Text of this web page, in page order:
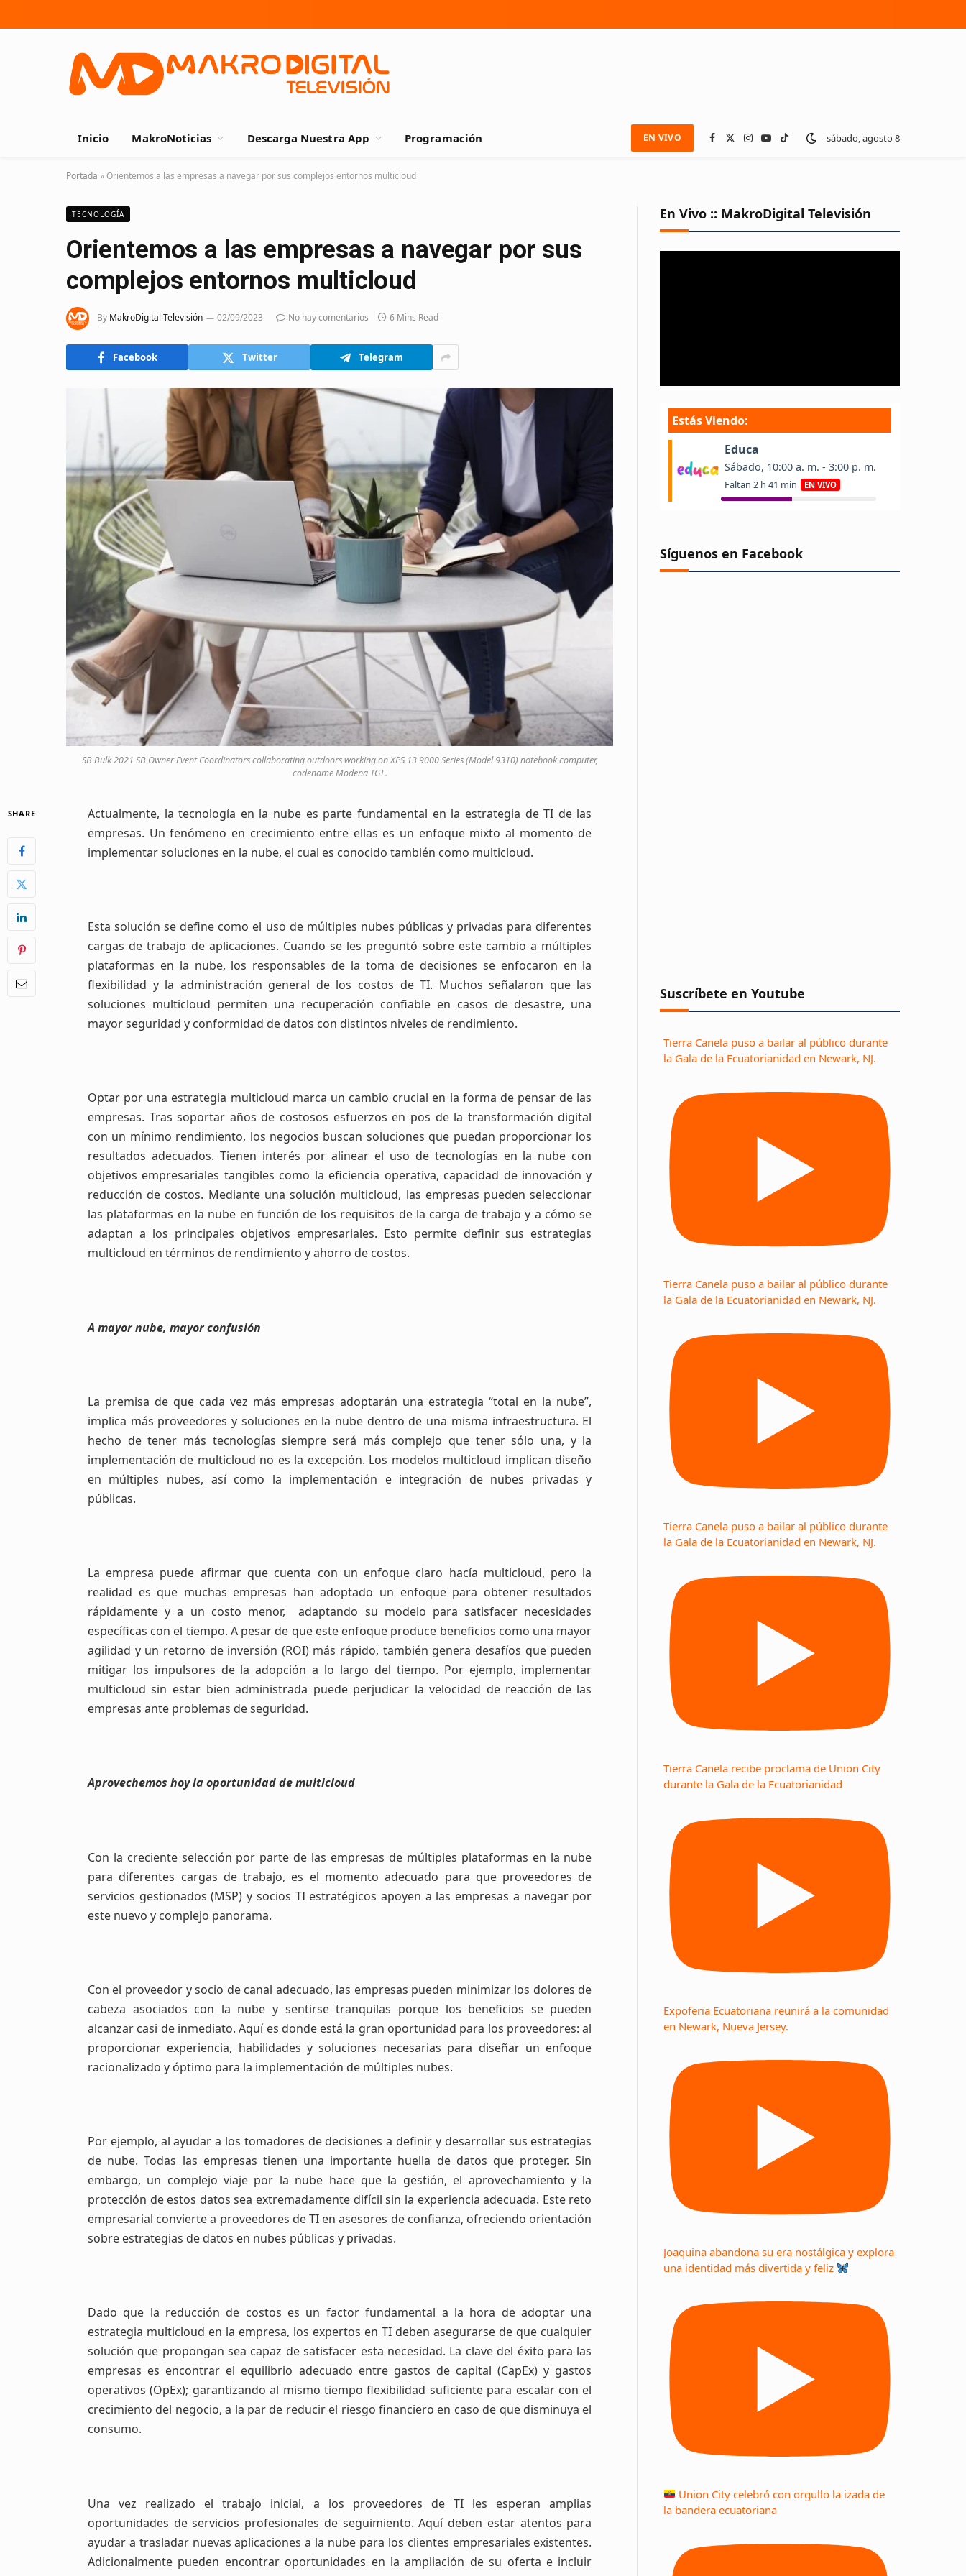
Inicio MakroNoticias Descarga Nuestra App Programación EN VIVO Facebook
X
Instagram
YouTube
TikTok sábado, agosto 8
Portada »Orientemos a las empresas a navegar por sus complejos entornos multicloud
TECNOLOGÍA
Orientemos a las empresas a navegar por sus
complejos entornos multicloud
By MakroDigital Televisión 02/09/2023 No hay comentarios 6 Mins Read
Facebook Twitter Telegram
SB Bulk 2021 SB Owner Event Coordinators collaborating outdoors working on XPS 13 9000 Series (Model 9310) notebook computer,
codename Modena TGL.
SHARE
Actualmente, la tecnología en la nube es parte fundamental en la estrategia de TI de las
empresas. Un fenómeno en crecimiento entre ellas es un enfoque mixto al momento de
implementar soluciones en la nube, el cual es conocido también como multicloud.
Esta solución se define como el uso de múltiples nubes públicas y privadas para diferentes
cargas de trabajo de aplicaciones. Cuando se les preguntó sobre este cambio a múltiples
plataformas en la nube, los responsables de la toma de decisiones se enfocaron en la
flexibilidad y la administración general de los costos de TI. Muchos señalaron que las
soluciones multicloud permiten una recuperación confiable en casos de desastre, una
mayor seguridad y conformidad de datos con distintos niveles de rendimiento.
Optar por una estrategia multicloud marca un cambio crucial en la forma de pensar de las
empresas. Tras soportar años de costosos esfuerzos en pos de la transformación digital
con un mínimo rendimiento, los negocios buscan soluciones que puedan proporcionar los
resultados adecuados. Tienen interés por alinear el uso de tecnologías en la nube con
objetivos empresariales tangibles como la eficiencia operativa, capacidad de innovación y
reducción de costos. Mediante una solución multicloud, las empresas pueden seleccionar
las plataformas en la nube en función de los requisitos de la carga de trabajo y a cómo se
adaptan a los principales objetivos empresariales. Esto permite definir sus estrategias
multicloud en términos de rendimiento y ahorro de costos.
A mayor nube, mayor confusión
La premisa de que cada vez más empresas adoptarán una estrategia “total en la nube”,
implica más proveedores y soluciones en la nube dentro de una misma infraestructura. El
hecho de tener más tecnologías siempre será más complejo que tener sólo una, y la
implementación de multicloud no es la excepción. Los modelos multicloud implican diseño
en múltiples nubes, así como la implementación e integración de nubes privadas y
públicas.
La empresa puede afirmar que cuenta con un enfoque claro hacía multicloud, pero la
realidad es que muchas empresas han adoptado un enfoque para obtener resultados
rápidamente y a un costo menor, adaptando su modelo para satisfacer necesidades
específicas con el tiempo. A pesar de que este enfoque produce beneficios como una mayor
agilidad y un retorno de inversión (ROI) más rápido, también genera desafíos que pueden
mitigar los impulsores de la adopción a lo largo del tiempo. Por ejemplo, implementar
multicloud sin estar bien administrada puede perjudicar la velocidad de reacción de las
empresas ante problemas de seguridad.
Aprovechemos hoy la oportunidad de multicloud
Con la creciente selección por parte de las empresas de múltiples plataformas en la nube
para diferentes cargas de trabajo, es el momento adecuado para que proveedores de
servicios gestionados (MSP) y socios TI estratégicos apoyen a las empresas a navegar por
este nuevo y complejo panorama.
Con el proveedor y socio de canal adecuado, las empresas pueden minimizar los dolores de
cabeza asociados con la nube y sentirse tranquilas porque los beneficios se pueden
alcanzar casi de inmediato. Aquí es donde está la gran oportunidad para los proveedores: al
proporcionar experiencia, habilidades y soluciones necesarias para diseñar un enfoque
racionalizado y óptimo para la implementación de múltiples nubes.
Por ejemplo, al ayudar a los tomadores de decisiones a definir y desarrollar sus estrategias
de nube. Todas las empresas tienen una importante huella de datos que proteger. Sin
embargo, un complejo viaje por la nube hace que la gestión, el aprovechamiento y la
protección de estos datos sea extremadamente difícil sin la experiencia adecuada. Este reto
empresarial convierte a proveedores de TI en asesores de confianza, ofreciendo orientación
sobre estrategias de datos en nubes públicas y privadas.
Dado que la reducción de costos es un factor fundamental a la hora de adoptar una
estrategia multicloud en la empresa, los expertos en TI deben asegurarse de que cualquier
solución que propongan sea capaz de satisfacer esta necesidad. La clave del éxito para las
empresas es encontrar el equilibrio adecuado entre gastos de capital (CapEx) y gastos
operativos (OpEx); garantizando al mismo tiempo flexibilidad suficiente para escalar con el
crecimiento del negocio, a la par de reducir el riesgo financiero en caso de que disminuya el
consumo.
Una vez realizado el trabajo inicial, a los proveedores de TI les esperan amplias
oportunidades de servicios profesionales de seguimiento. Aquí deben estar atentos para
ayudar a trasladar nuevas aplicaciones a la nube para los clientes empresariales existentes.
Adicionalmente pueden encontrar oportunidades en la ampliación de su oferta e incluir
En Vivo :: MakroDigital Televisión
Síguenos en Facebook
Suscríbete en Youtube
Tierra Canela puso a bailar al público durante
la Gala de la Ecuatorianidad en Newark, NJ.
Tierra Canela puso a bailar al público durante
la Gala de la Ecuatorianidad en Newark, NJ.
Tierra Canela puso a bailar al público durante
la Gala de la Ecuatorianidad en Newark, NJ.
Tierra Canela recibe proclama de Union City
durante la Gala de la Ecuatorianidad
Expoferia Ecuatoriana reunirá a la comunidad
en Newark, Nueva Jersey.
Joaquina abandona su era nostálgica y explora
una identidad más divertida y feliz
Union City celebró con orgullo la izada de
la bandera ecuatoriana